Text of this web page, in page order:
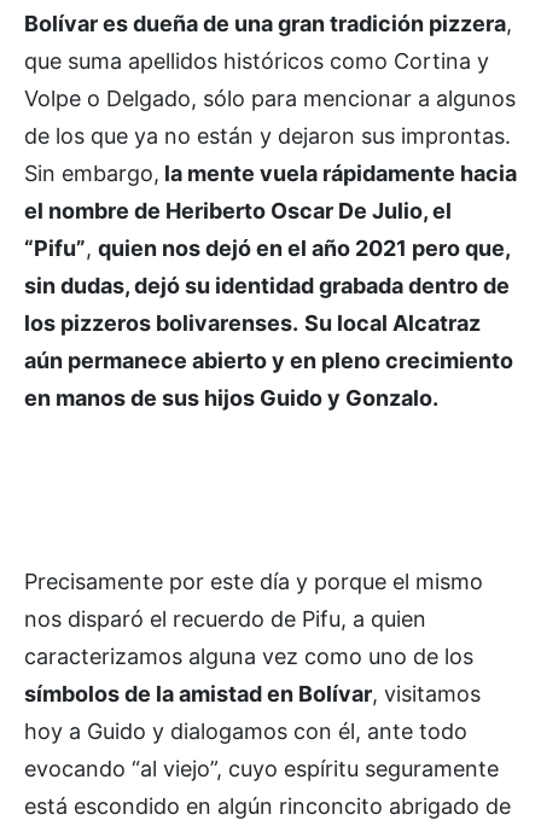
Bolívar es dueña de una gran tradición pizzera,
que suma apellidos históricos como Cortina y
Volpe o Delgado, sólo para mencionar a algunos
de los que ya no están y dejaron sus improntas.
Sin embargo, la mente vuela rápidamente hacia
el nombre de Heriberto Oscar De Julio, el
“Pifu”, quien nos dejó en el año 2021 pero que,
sin dudas, dejó su identidad grabada dentro de
los pizzeros bolivarenses. Su local Alcatraz
aún permanece abierto y en pleno crecimiento
en manos de sus hijos Guido y Gonzalo.
Precisamente por este día y porque el mismo
nos disparó el recuerdo de Pifu, a quien
caracterizamos alguna vez como uno de los
símbolos de la amistad en Bolívar, visitamos
hoy a Guido y dialogamos con él, ante todo
evocando “al viejo”, cuyo espíritu seguramente
está escondido en algún rinconcito abrigado de